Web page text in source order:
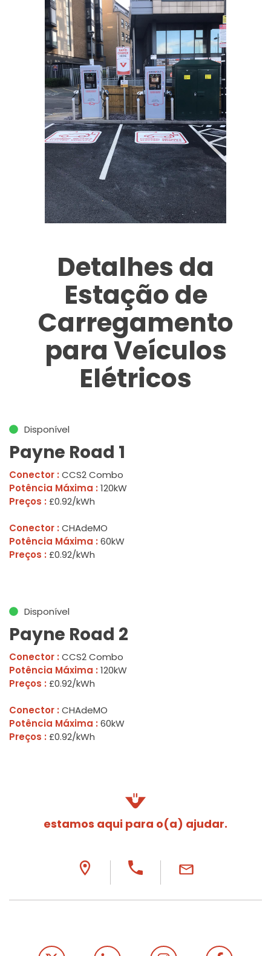
Detalhes da
Estação de
Carregamento
para Veículos
Elétricos
Disponível
Payne Road 1
Conector : CCS2 Combo
Potência Máxima : 120kW
Preços : £0.92/kWh
Conector : CHAdeMO
Potência Máxima : 60kW
Preços : £0.92/kWh
Disponível
Payne Road 2
Conector : CCS2 Combo
Potência Máxima : 120kW
Preços : £0.92/kWh
Conector : CHAdeMO
Potência Máxima : 60kW
Preços : £0.92/kWh
estamos aqui para o(a) ajudar.